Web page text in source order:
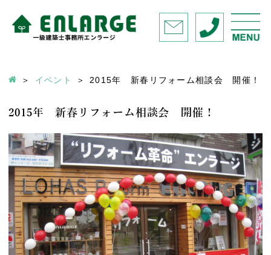
イベント 2015年 新春リフォーム相談会 開催！
2015年 新春リフォーム相談会 開催！